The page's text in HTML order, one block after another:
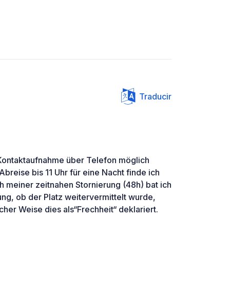
Traducir
über Telefon möglich
bis 11 Uhr für eine Nacht finde ich
meiner zeitnahen Stornierung (48h) bat ich
ob der Platz weitervermittelt wurde,
Weise dies als“Frechheit“ deklariert.